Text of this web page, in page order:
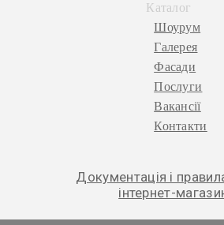
Каталог
Шоурум
Галерея
Фасади
Послуги
Вакансії
Контакти
Документація і
інтернет-